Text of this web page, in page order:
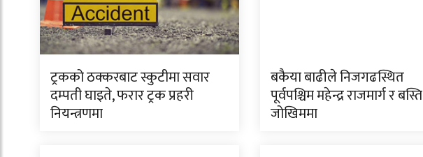
ट्रकको ठक्करबाट स्कुटीमा सवार
दम्पती घाइते, फरार ट्रक प्रहरी
नियन्त्रणमा
बकैया बाढीले निजगढस्थित
पूर्वपश्चिम महेन्द्र राजमार्ग र बस्ति
जोखिममा